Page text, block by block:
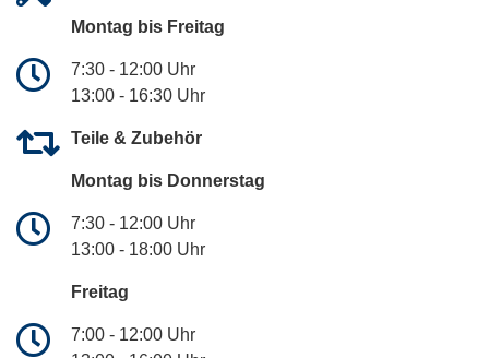
Montag bis Freitag
7:30 - 12:00 Uhr
13:00 - 16:30 Uhr
Teile & Zubehör
Montag bis Donnerstag
7:30 - 12:00 Uhr
13:00 - 18:00 Uhr
Freitag
7:00 - 12:00 Uhr